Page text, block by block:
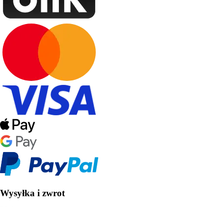
Wysyłka i zwrot